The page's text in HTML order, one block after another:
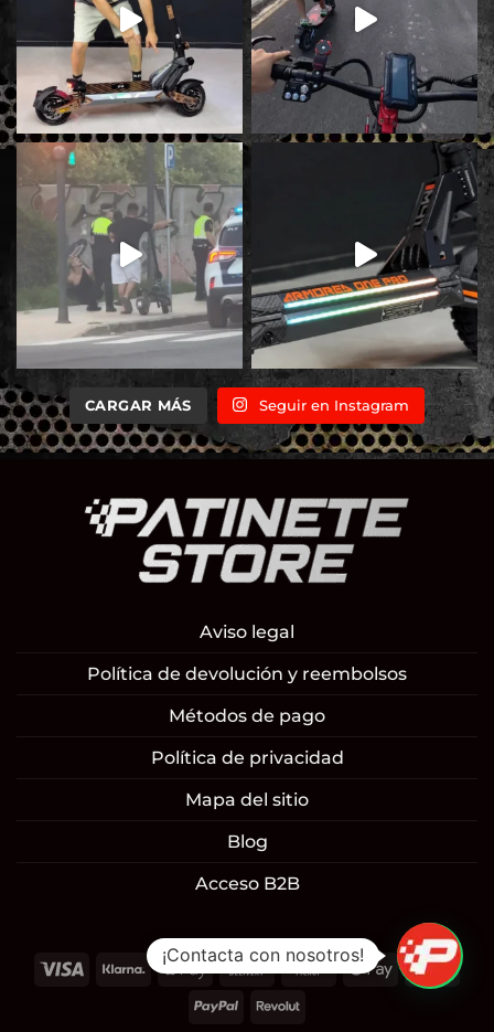
CARGAR MÁS Seguir en Instagram
Aviso legal
Política de devolución y reembolsos
Métodos de pago
Política de privacidad
Mapa del sitio
Blog
Acceso B2B
Visa Klarna
Apple
Cash
Delivery
Cash
Google
Pay
PayPal Revolut
¡Contacta con nosotros!